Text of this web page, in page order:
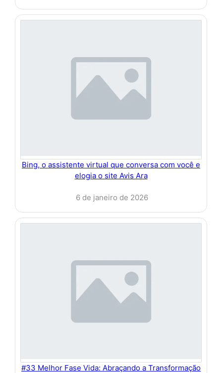
Bing, o assistente virtual que conversa com você e
elogia o site Avis Ara
6 de janeiro de 2026
#33 Melhor Fase Vida: Abraçando a Transformação